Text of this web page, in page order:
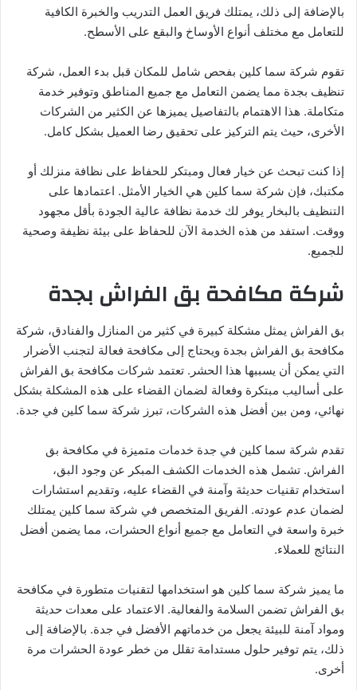
بالإضافة إلى ذلك، يمتلك فريق العمل التدريب والخبرة الكافية
للتعامل مع مختلف أنواع الأوساخ والبقع على الأسطح.
تقوم شركة سما كلين بفحص شامل للمكان قبل بدء العمل، شركة
تنظيف بجدة مما يضمن التعامل مع جميع المناطق وتوفير خدمة
متكاملة. هذا الاهتمام بالتفاصيل يميزها عن الكثير من الشركات
الأخرى، حيث يتم التركيز على تحقيق رضا العميل بشكل كامل.
إذا كنت تبحث عن خيار فعال ومبتكر للحفاظ على نظافة منزلك أو
مكتبك، فإن شركة سما كلين هي الخيار الأمثل. اعتمادها على
التنظيف بالبخار يوفر لك خدمة نظافة عالية الجودة بأقل مجهود
ووقت. استفد من هذه الخدمة الآن للحفاظ على بيئة نظيفة وصحية
للجميع.
شركة مكافحة بق الفراش بجدة
بق الفراش يمثل مشكلة كبيرة في كثير من المنازل والفنادق، شركة
مكافحة بق الفراش بجدة ويحتاج إلى مكافحة فعالة لتجنب الأضرار
التي يمكن أن يسببها هذا الحشر. تعتمد شركات مكافحة بق الفراش
على أساليب مبتكرة وفعالة لضمان القضاء على هذه المشكلة بشكل
نهائي، ومن بين أفضل هذه الشركات، تبرز شركة سما كلين في جدة.
تقدم شركة سما كلين في جدة خدمات متميزة في مكافحة بق
الفراش. تشمل هذه الخدمات الكشف المبكر عن وجود البق،
استخدام تقنيات حديثة وآمنة في القضاء عليه، وتقديم استشارات
لضمان عدم عودته. الفريق المتخصص في شركة سما كلين يمتلك
خبرة واسعة في التعامل مع جميع أنواع الحشرات، مما يضمن أفضل
النتائج للعملاء.
ما يميز شركة سما كلين هو استخدامها لتقنيات متطورة في مكافحة
بق الفراش تضمن السلامة والفعالية. الاعتماد على معدات حديثة
ومواد آمنة للبيئة يجعل من خدماتهم الأفضل في جدة. بالإضافة إلى
ذلك، يتم توفير حلول مستدامة تقلل من خطر عودة الحشرات مرة
أخرى.